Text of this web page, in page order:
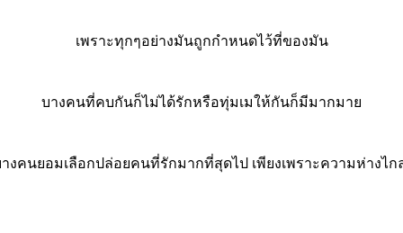
เพราะทุกๆอย่างมันถูกกำหนดไว้ที่ของมัน
บางคนที่คบกันก็ไม่ได้รักหรือทุ่มเมให้กันก็มีมากมาย
งคนยอมเลือกปล่อยคนที่รักมากที่สุดไป เพียงเพราะความห่างไก